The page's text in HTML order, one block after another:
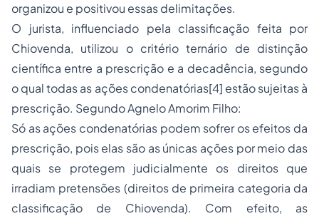
organizou e positivou essas delimitações.
O jurista, influenciado pela classificação feita por
Chiovenda, utilizou o critério ternário de distinção
científica entre a prescrição e a decadência, segundo
o qual todas as ações condenatórias[4] estão sujeitas à
prescrição. Segundo Agnelo Amorim Filho:
Só as ações condenatórias podem sofrer os efeitos da
prescrição, pois elas são as únicas ações por meio das
quais se protegem judicialmente os direitos que
irradiam pretensões (direitos de primeira categoria da
classificação de Chiovenda). Com efeito, as